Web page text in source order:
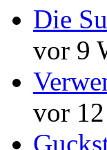
Die
vor 9
vor 12